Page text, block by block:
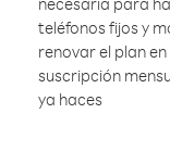
teléfonos fijos y
renovar el plan
suscripción
ya haces